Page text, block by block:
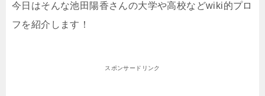
今日はそんな池田陽香さんの大学や高校などwiki的プロ
フを紹介します！
スポンサードリンク